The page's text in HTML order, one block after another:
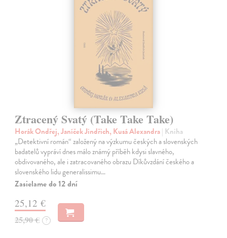
Ztracený Svatý (Take Take Take)
Horák Ondřej, Janíček Jindřich, Kusá Alexandra| Kniha
„Detektivní román“ založený na výzkumu českých a slovenských
badatelů vypráví dnes málo známý příběh kdysi slavného,
obdivovaného, ale i zatracovaného obrazu Díkůvzdání českého a
slovenského lidu generalissimu…
Zasielame do 12 dní
25,12 €
25,90 € ?